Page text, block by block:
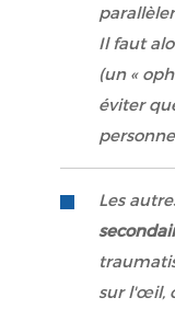
Il faut
(un «
éviter
Les
sur l'œil,